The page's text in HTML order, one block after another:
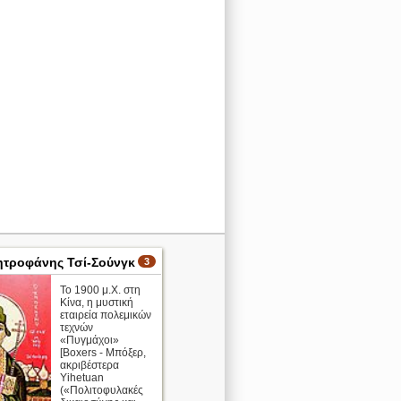
3
Τσί-Σούνγκ
Το 1900 μ.Χ. στη
Κίνα, η μυστική
εταιρεία πολεμικών
τεχνών
«Πυγμάχοι»
[Boxers - Μπόξερ,
ακριβέστερα
Yihetuan
(«Πολιτοφυλακές